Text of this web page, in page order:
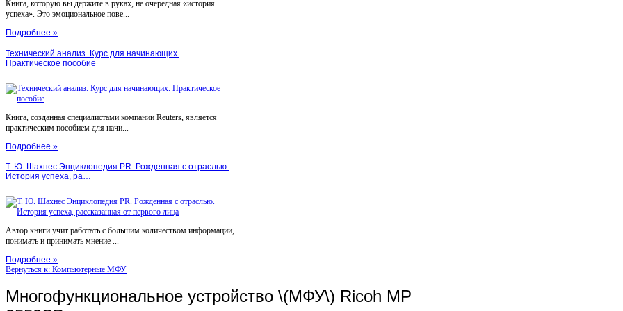
Книга, которую вы держите в руках, не очередная «история
успеха». Это эмоциональное пове...
Подробнее »
Технический анализ. Курс для начинающих.
Практическое пособие
Книга, созданная специалистами компании Reuters, является
практическим пособием для начи...
Подробнее »
Т. Ю. Шахнес Энциклопедия PR. Рожденная с отраслью.
История успеха, ра…
Автор книги учит работать с большим количеством информации,
понимать и принимать мнение ...
Подробнее »
Вернуться к: Компьютерные МФУ
Многофункциональное устройство \(МФУ\) Ricoh MP